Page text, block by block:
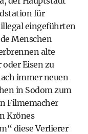
für
eingeführten
Menschen
alte
Eisen zu
immer neuen
in Sodom zum
Filmemacher
Krönes
diese Verlierer